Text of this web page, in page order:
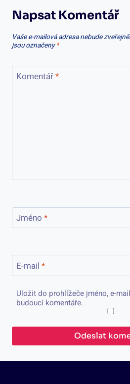
Napsat Komentář
Vaše e-mailová adresa nebude
jsou označeny*
Komentář*
Jméno *
E-mail *
Uložit do prohlížeče jméno, e-
budoucí komentáře.